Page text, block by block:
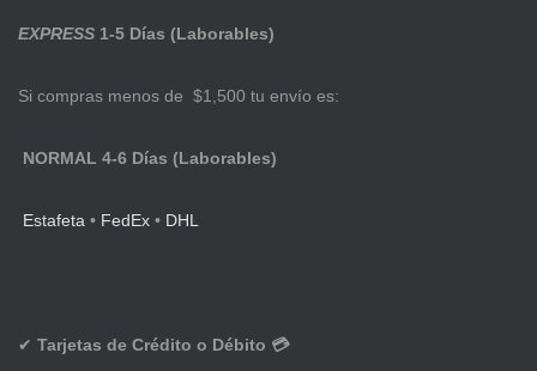
EXPRESS 1-5 Días (Laborables)
Si compras menos de $1,500 tu envío es:
NORMAL 4-6 Días (Laborables)
Estafeta • FedEx • DHL
✔ Tarjetas de Crédito o Débito 💳